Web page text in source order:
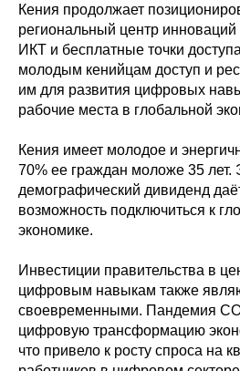
Кения продолжает
региональный центр
ИКТ и бесплатные точки
молодым кенийцам доступ и
им для развития цифровых
рабочие места в глобальной
Кения имеет молодое и
70% ее граждан моложе 35 лет.
демографический дивиденд
возможность подключиться к
экономике.
Инвестиции правительства в
цифровым навыкам также
своевременными. Пандемия
цифровую трансформацию
что привело к росту спроса на